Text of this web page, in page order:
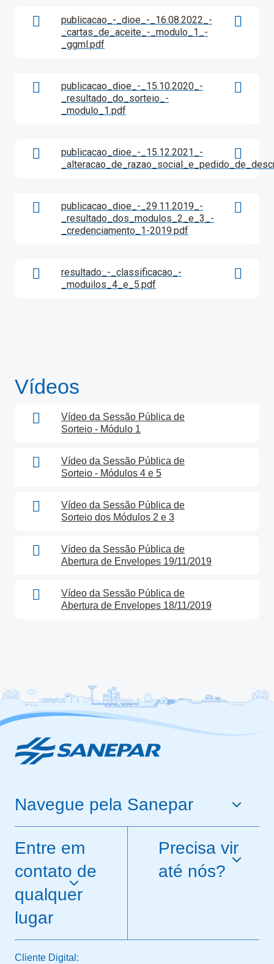
publicacao_-_dioe_-_16.08.2022_-
_cartas_de_aceite_-_modulo_1_-
_ggml.pdf
publicacao_dioe_-_15.10.2020_-
_resultado_do_sorteio_-
_modulo_1.pdf
publicacao_dioe_-_15.12.2021_-
publicacao_dioe_-_29.11.2019_-
_resultado_dos_modulos_2_e_3_-
_credenciamento_1-2019.pdf
resultado_-_classificacao_-
_moduilos_4_e_5.pdf
Vídeos
Vídeo da Sessão Pública de
Sorteio - Módulo 1
Vídeo da Sessão Pública de
Sorteio - Módulos 4 e 5
Vídeo da Sessão Pública de
Sorteio dos Módulos 2 e 3
Vídeo da Sessão Pública de
Abertura de Envelopes 19/11/2019
Vídeo da Sessão Pública de
Abertura de Envelopes 18/11/2019
Navegue pela Sanepar
Entre em
contato de
qualquer
lugar
Precisa vir
até nós?
Cliente Digital: